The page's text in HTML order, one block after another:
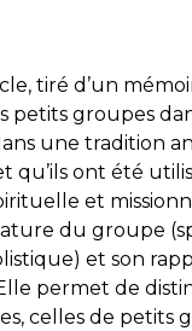
tiré d’un
petits groupes
une tradition
qu’ils ont été
et
du groupe
et son
permet de
celles de petits